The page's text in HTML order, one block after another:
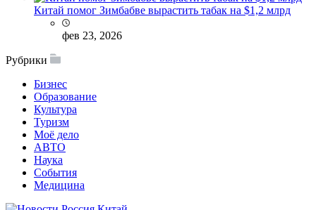
Китай помог Зимбабве вырастить табак на $1,2 млрд
фев 23, 2026
Рубрики
Бизнес
Образование
Культура
Туризм
Моё дело
АВТО
Наука
События
Медицина